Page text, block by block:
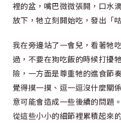
裡的盆，嘴巴微微張開，口水
放下，牠立刻開始吃，發出「
我在旁邊站了一會兒，看著牠
過，不要在狗吃飯的時候打擾
險，一方面是尊重牠的進食節
覺得摸一摸、逗一逗沒什麼關
意可能會造成一些後續的問題
從這些小小的細節裡累積起來